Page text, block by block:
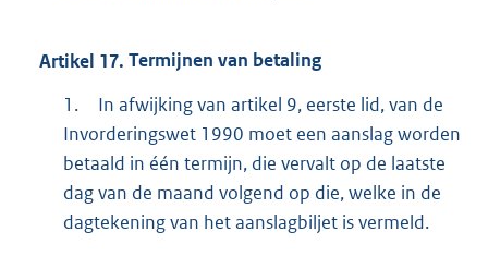
Artikel 17. Termijnen van betaling
1.
In afwijking van artikel 9, eerste lid, van de
Invorderingswet 1990 moet een aanslag worden
betaald in één termijn, die vervalt op de laatste
dag van de maand volgend op die, welke in de
dagtekening van het aanslagbiljet is vermeld.